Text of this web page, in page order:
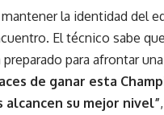
la identidad del
El técnico sabe
para afrontar
de ganar esta
su mejor nivel”